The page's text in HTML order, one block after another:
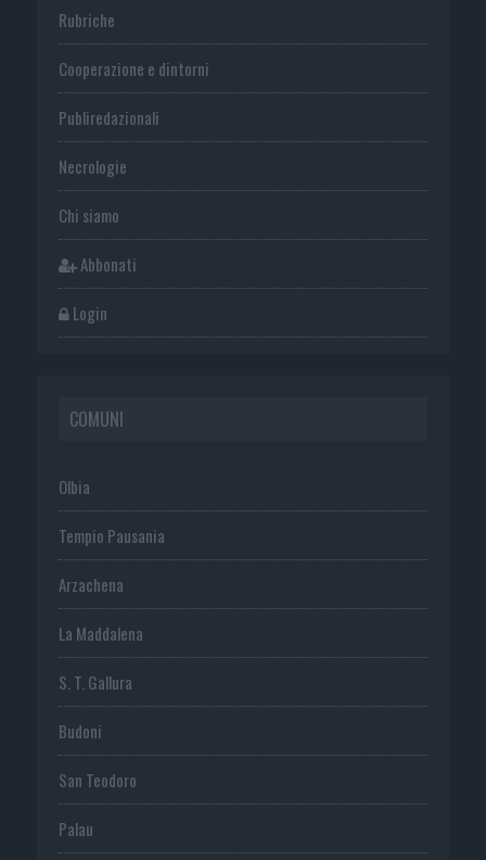
Rubriche
Cooperazione e dintorni
Publiredazionali
Necrologie
Chi siamo
Abbonati
Login
COMUNI
Olbia
Tempio Pausania
Arzachena
La Maddalena
S. T. Gallura
Budoni
San Teodoro
Palau